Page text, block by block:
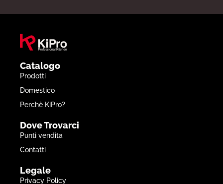
Catalogo
Prodotti
Domestico
Perchè KiPro?
Dove Trovarci
Punti vendita
Contatti
Legale
Privacy Policy